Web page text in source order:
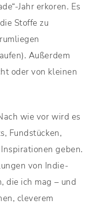
Jahr erkoren. Es
Stoffe zu
Außerdem
oder von kleinen
wie vor wird es
Fundstücken,
geben.
von Indie-
die ich mag – und
cleverem